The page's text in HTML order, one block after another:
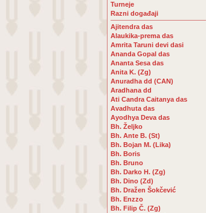
Turneje
Razni događaji
Ajitendra das
Alaukika-prema das
Amrita Taruni devi dasi
Ananda Gopal das
Ananta Sesa das
Anita K. (Zg)
Anuradha dd (CAN)
Aradhana dd
Ati Candra Caitanya das
Avadhuta das
Ayodhya Deva das
Bh. Željko
Bh. Ante B. (St)
Bh. Bojan M. (Lika)
Bh. Boris
Bh. Bruno
Bh. Darko H. (Zg)
Bh. Dino (Zd)
Bh. Dražen Šokčević
Bh. Enzzo
Bh. Filip Č. (Zg)